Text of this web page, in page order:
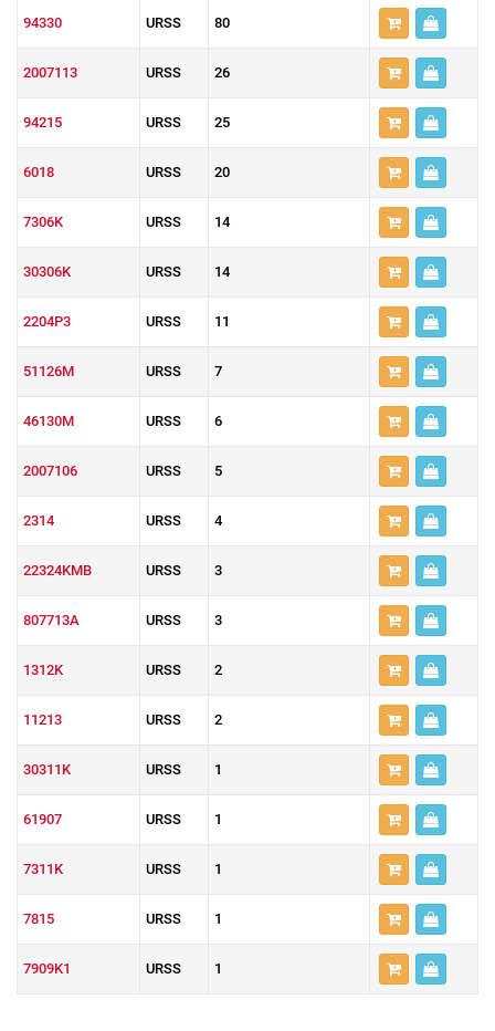
94330 URSS 80
2007113 URSS 26
94215 URSS 25
6018 URSS 20
7306K URSS 14
30306K URSS 14
2204P3 URSS 11
51126M URSS 7
46130M URSS 6
2007106 URSS 5
2314 URSS 4
22324KMB URSS 3
807713A URSS 3
1312K URSS 2
11213 URSS 2
30311K URSS 1
61907 URSS 1
7311K URSS 1
7815 URSS 1
7909K1 URSS 1